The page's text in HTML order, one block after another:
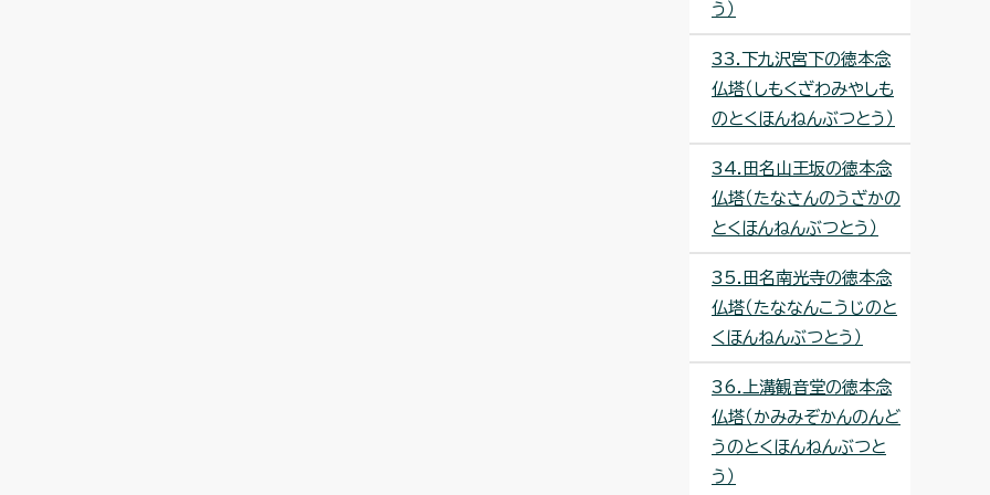
う）
33.下九沢宮下の徳本念
仏塔（しもくざわみやしも
のとくほんねんぶつとう）
34.田名山王坂の徳本念
仏塔（たなさんのうざかの
とくほんねんぶつとう）
35.田名南光寺の徳本念
仏塔（たななんこうじのと
くほんねんぶつとう）
36.上溝観音堂の徳本念
仏塔（かみみぞかんのんど
うのとくほんねんぶつと
う）